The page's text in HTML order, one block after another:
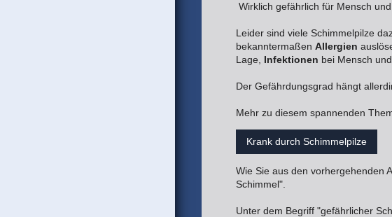
Wirklich gefährlich für Mensch
Leider sind viele Schimmelpilze
bekanntermaßen Allergien
Lage, Infektionen bei Mensch
Der Gefährdungsgrad hängt
Mehr zu diesem spannenden
Krank durch Schimmelpilze
Wie Sie aus den vorhergehenden
Schimmel".
Unter dem Begriff "gefährlicher